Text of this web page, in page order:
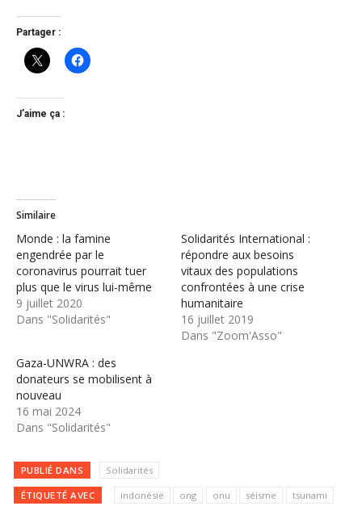
Partager :
J’aime ça :
Similaire
Monde : la famine
engendrée par le
coronavirus pourrait tuer
plus que le virus lui-même
9 juillet 2020
Dans "Solidarités"
Solidarités International :
répondre aux besoins
vitaux des populations
confrontées à une crise
humanitaire
16 juillet 2019
Dans "Zoom'Asso"
Gaza-UNWRA : des
donateurs se mobilisent à
nouveau
16 mai 2024
Dans "Solidarités"
PUBLIÉ DANS Solidarités
ÉTIQUETÉ AVEC indonésie ong onu séisme tsunami